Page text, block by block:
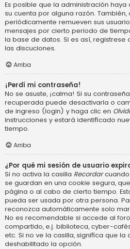
Es posible que la administración
su cuenta por alguna razón. También,
periódicamente remueven sus
mensajes por cierto periodo de
la base de datos. Si es así, registrese
las discuciones.
Arriba
¡Perdí mi contraseña!
No se asuste, ¡calma! Si su
recuperada puede desactivarla o
de ingreso (login) y haga clic en
instrucciones y estará identificado
tiempo.
Arriba
¿Por qué mi sesión de usuario
Si no activa la casilla Recordarcuando
se guardan en una cookie segura,
página o al cabo de cierto tiempo.
pueda ser usada por otra persona.
reconozca automáticamente solo
No es recomendable si accede al
compartido, e.j. biblioteca, cyber-
etc. Si no ve la casilla, significa que
deshabilitado la opción.